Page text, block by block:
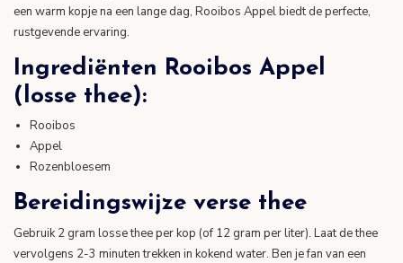
een warm kopje na een lange dag, Rooibos Appel biedt de perfecte,
rustgevende ervaring.
Ingrediënten Rooibos Appel
(losse thee):
Rooibos
Appel
Rozenbloesem
Bereidingswijze verse thee
Gebruik 2 gram losse thee per kop (of 12 gram per liter). Laat de thee
vervolgens 2-3 minuten trekken in kokend water. Ben je fan van een